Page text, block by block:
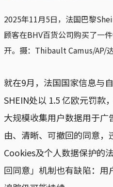
2025年11月5日，法国巴黎
顾客在BHV百货公司购买了一
开。摄：Thibault Camus/AP/
就在9月，法国国家信息与
SHEIN处以 1.5 亿欧元罚款
大规模收集用户数据用于广
由、清晰、可撤回的同意
Cookies及个人数据保护的
回同意」机制也有缺陷：用